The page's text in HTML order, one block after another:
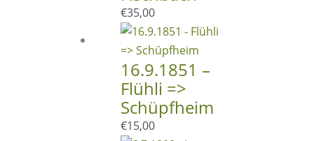
€35,00
16.9.1851 –
Flühli =>
Schüpfheim
€15,00